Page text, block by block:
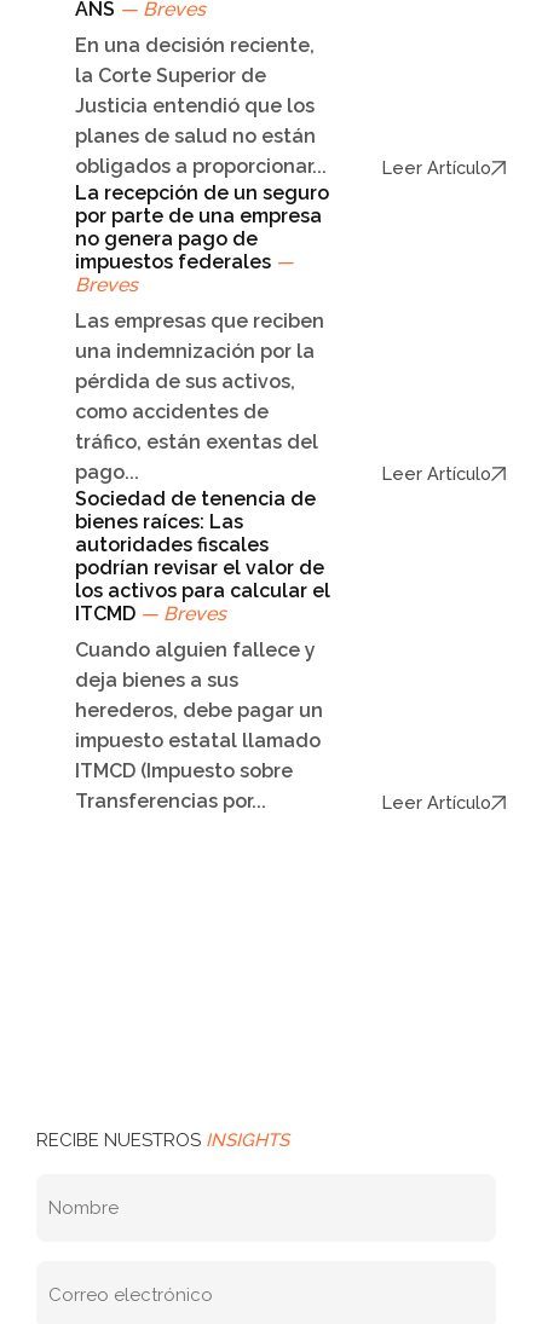
ANS — Breves
En una decisión reciente,
la Corte Superior de
Justicia entendió que los
planes de salud no están
obligados a proporcionar...
Leer Artículo
La recepción de un seguro
por parte de una empresa
no genera pago de
impuestos federales —
Breves
Las empresas que reciben
una indemnización por la
pérdida de sus activos,
como accidentes de
tráfico, están exentas del
pago...
Leer Artículo
Sociedad de tenencia de
bienes raíces: Las
autoridades fiscales
podrían revisar el valor de
los activos para calcular el
ITCMD — Breves
Cuando alguien fallece y
deja bienes a sus
herederos, debe pagar un
impuesto estatal llamado
ITMCD (Impuesto sobre
Transferencias por...
Leer Artículo
RECIBE NUESTROS INSIGHTS